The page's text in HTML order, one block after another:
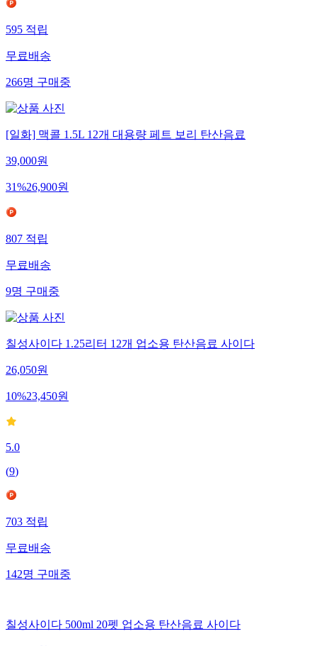
595 적립
무료배송
266명 구매중
[일화] 맥콜 1.5L 12개 대용량 페트 보리 탄산음료
39,000원
31%26,900원
807 적립
무료배송
9명 구매중
칠성사이다 1.25리터 12개 업소용 탄산음료 사이다
26,050원
10%23,450원
5.0
(9)
703 적립
무료배송
142명 구매중
칠성사이다 500ml 20펫 업소용 탄산음료 사이다